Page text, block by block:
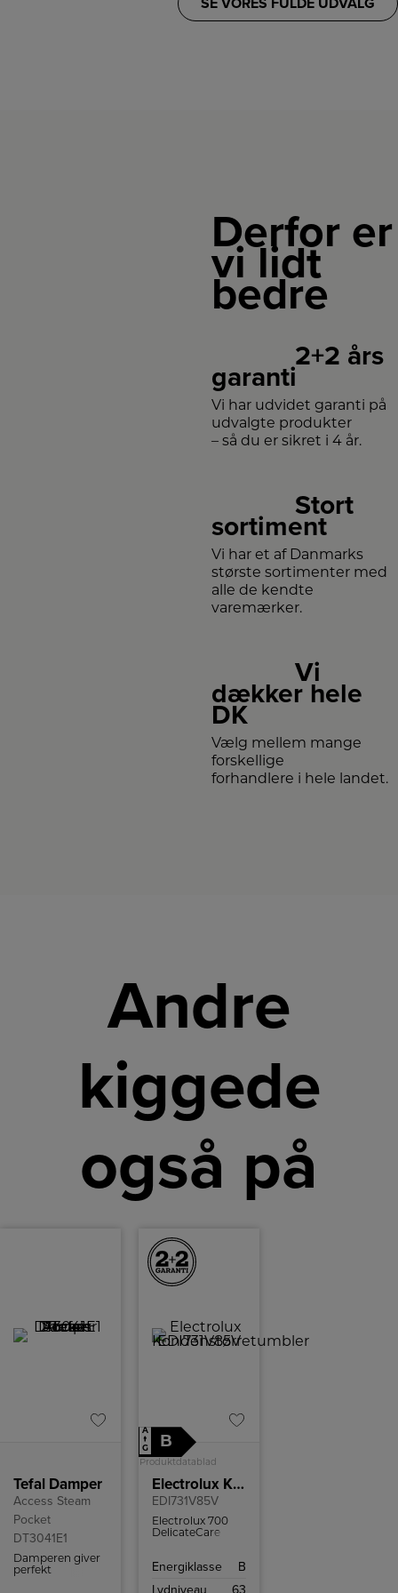
SE VORES FULDE UDVALG
Derfor er
vi lidt
bedre
2+2 års
garanti
Vi har udvidet garanti på
udvalgte produkter
– så du er sikret i 4 år.
Stort
sortiment
Vi har et af Danmarks
største sortimenter med
alle de kendte
varemærker.
Vi
dækker hele
DK
Vælg mellem mange
forskellige
forhandlere i hele landet.
Andre
kiggede
også på
Tefal Damper
Access Steam
Pocket
DT3041E1
Damperen giver
perfekt
A
↑
G
B
Produktdatablad
Electrolux Kondenstørretumbler
EDI731V85V
Electrolux 700
DelicateCare
varmepumpeteknologi
Energiklasse
B